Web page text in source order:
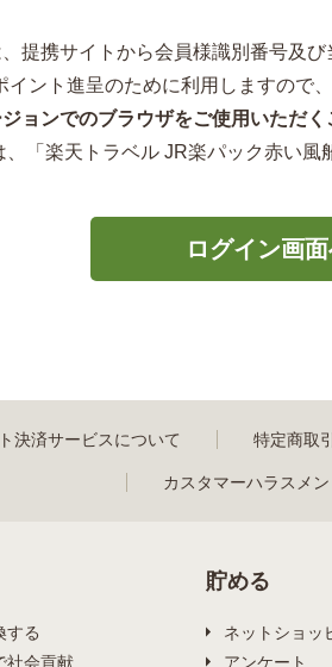
提携サイトから会員様識別番号及
ント進呈のために利用しますので、
ョンでのブラウザをご使用いただく
「楽天トラベル JR楽パック赤い風
決済サービスについて 特定商取
カスタマーハラスメ
する
社会貢献
貯める
ネットショッ
アンケート